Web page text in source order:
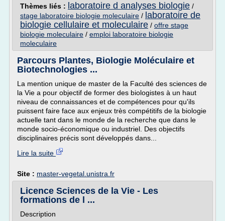
Thèmes liés : laboratoire d analyses biologie /
stage laboratoire biologie moleculaire / laboratoire de
biologie cellulaire et moleculaire / offre stage
biologie moleculaire / emploi laboratoire biologie
moleculaire
Parcours Plantes, Biologie Moléculaire et
Biotechnologies ...
La mention unique de master de la Faculté des sciences de
la Vie a pour objectif de former des biologistes à un haut
niveau de connaissances et de compétences pour qu'ils
puissent faire face aux enjeux très compétitifs de la biologie
actuelle tant dans le monde de la recherche que dans le
monde socio-économique ou industriel. Des objectifs
disciplinaires précis sont développés dans...
Lire la suite
Site : master-vegetal.unistra.fr
Licence Sciences de la Vie - Les
formations de l ...
Description